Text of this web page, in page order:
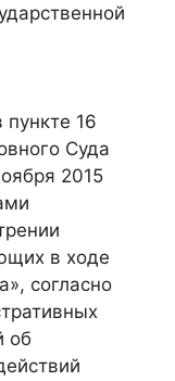
16
Суда
2015
в ходе
согласно
об